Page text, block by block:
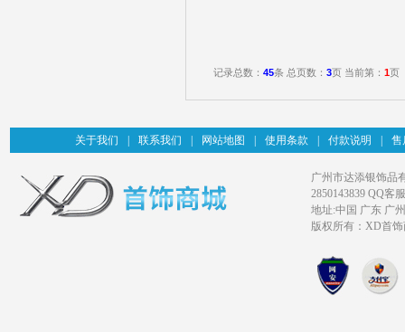
记录总数： 45条 总页数： 3页 当前第： 1页
关于我们 联系我们 网站地图 使用条款 付款说明 售
广州市达添银饰品
2850143839 QQ客
地址:中国 广东 广
版权所有：XD首